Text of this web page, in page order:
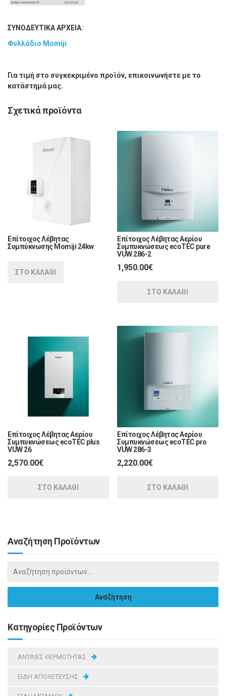
ΣΥΝΟΔΕΥΤΙΚΑ ΑΡΧΕΙΑ:
Φυλλάδιο Momiji
Για τιμή στο συγκεκριμένο προϊόν, επικοινωνήστε με το
κατάστημά μας.
Σχετικά προϊόντα
Επίτοιχος Λέβητας
Συμπύκνωσης Momiji 24kw
ΣΤΟ ΚΑΛΑΘΙ
Επίτοιχος Λέβητας Αερίου
Συμπυκνώσεως ecoTEC pure
VUW 286-2
1,950.00€
ΣΤΟ ΚΑΛΑΘΙ
Επίτοιχος Λέβητας Αερίου
Συμπυκνώσεως ecoTEC plus
VUW 26
2,570.00€
ΣΤΟ ΚΑΛΑΘΙ
Επίτοιχος Λέβητας Αερίου
Συμπυκνώσεως ecoTEC pro
VUW 286-3
2,220.00€
ΣΤΟ ΚΑΛΑΘΙ
Αναζήτηση Προϊόντων
Κατηγορίες Προϊόντων
ΑΝΤΛΙΕΣ ΘΕΡΜΟΤΗΤΑΣ
ΕΙΔΗ ΑΠΟΧΕΤΕΥΣΗΣ